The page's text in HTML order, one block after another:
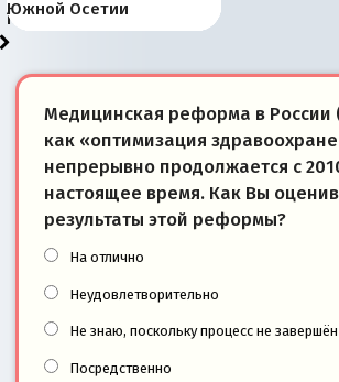
победители
«переобувании» хозяев
суверенной экономике
Анкориджа
внутренней политике
отношениям с Россией?
Южной Осетии
Медицинская реформа в России
как «оптимизация
непрерывно продолжается с
настоящее время. Как Вы
результаты этой реформы?
На отлично
Неудовлетворительно
Не знаю, поскольку процесс не завершён
Посредственно